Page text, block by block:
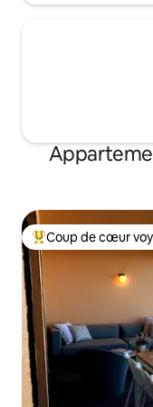
Coup de cœur
Coup de cœur